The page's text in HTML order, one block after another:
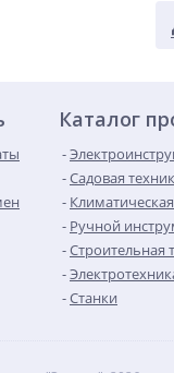
Каталог
Садовая
Ручной
Строительная
Станки